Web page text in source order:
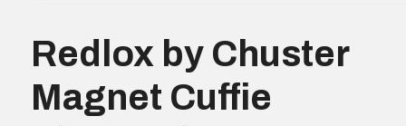
Redlox by Chuster
Magnet Cuffie